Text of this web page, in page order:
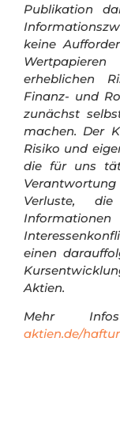
Publikation
keine
erheblichen
Finanz- und
zunächst
machen. Der
Risiko und
die für uns
Verluste,
einen
Aktien.
Mehr
aktien.de/